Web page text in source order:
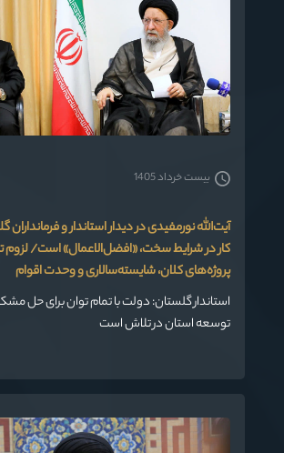
آیت‌الله نورمفیدی در دیدار استاندار و فرمانداران
کار در شرایط سخت، «افضل‌الاعمال» است/ لزوم
پروژه‌های کلان، شایسته‌سالاری و وحدت اقوام
استاندار گلستان: دولت با تمام توان برای حل
توسعه استان در تلاش است
بیست خرداد 1405